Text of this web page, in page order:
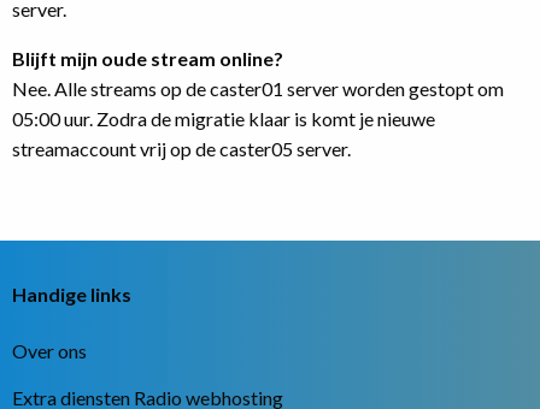
server.
Blijft mijn oude stream online?
Nee. Alle streams op de caster01 server worden gestopt om
05:00 uur. Zodra de migratie klaar is komt je nieuwe
streamaccount vrij op de caster05 server.
Handige links
Over ons
Extra diensten Radio webhosting